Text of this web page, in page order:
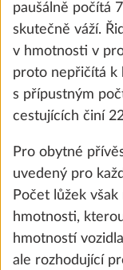
the future.
cookies and
the "Show
paušálně počítá
skutečně váží.
v hmotnosti v
proto nepřičítá k
s přípustným
cestujících činí
Pro obytné
uvedený pro
Počet lůžek
hmotnosti,
hmotností
ale rozhodující